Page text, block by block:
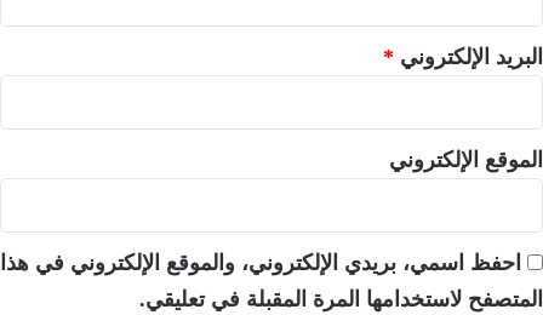
البريد الإلكتروني *
الموقع الإلكتروني
احفظ اسمي، بريدي الإلكتروني، والموقع الإلكتروني في هذا
المتصفح لاستخدامها المرة المقبلة في تعليقي.